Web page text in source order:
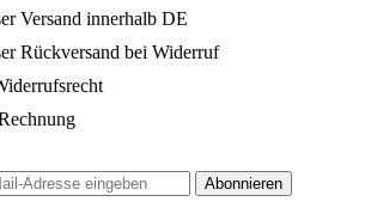
Versand innerhalb DE
Rückversand bei Widerruf
Abonnieren